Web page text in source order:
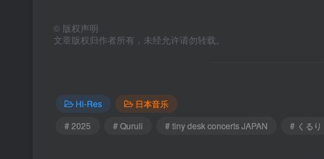
© 版权声明
文章版权归作者所有，未经允许请勿转载。
Hi-Res
日本音乐
# 2025
# Quruli # tiny desk concerts JAPAN # くるり